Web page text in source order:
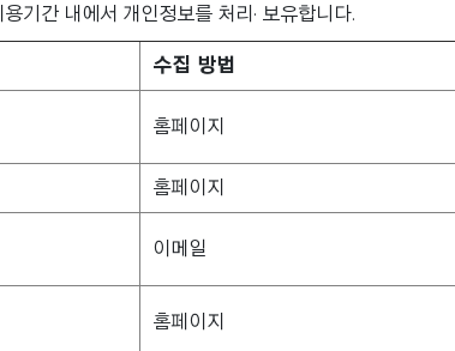
기간 내에서 개인정보를 처리· 보유합니다.
수집 방법
홈페이지
홈페이지
이메일
홈페이지